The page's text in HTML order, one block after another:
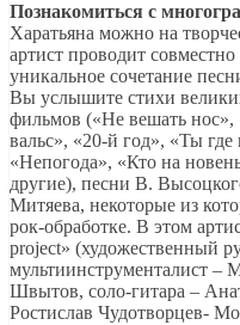
Познакомиться с
Харатьяна можно на
артист проводит
уникальное сочетание
Вы услышите стихи
фильмов («Не вешать
вальс», «20-й год», «Ты
«Непогода», «Кто на
другие), песни В.
Митяева, некоторые из
рок-обработке. В этом
project» (художественный
мультиинструменталист –
Швытов, соло-гитара –
Ростислав Чудотворцев-